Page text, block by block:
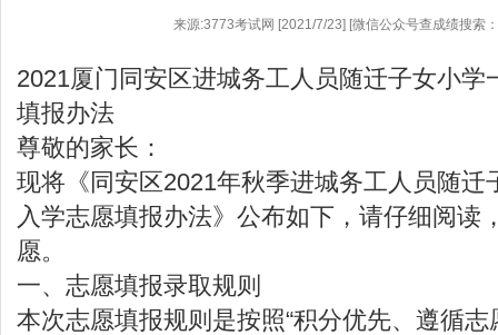
来源:3773考试网 [2021/7/23] [微信公众号查成绩搜索
2021厦门同安区进城务工人员随迁子女小学
填报办法
尊敬的家长：
现将《同安区2021年秋季进城务工人员随迁
入学志愿填报办法》公布如下，请仔细阅读
愿。
一、志愿填报录取规则
本次志愿填报规则是按照“积分优先、遵循志